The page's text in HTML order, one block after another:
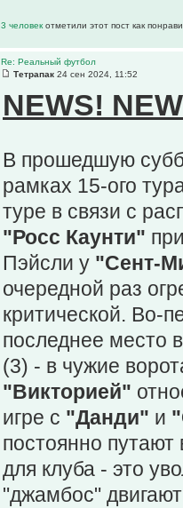
3 человек отметили этот пост как
Re: Реальный футбол
Тетрапак 24 сен 2024, 11:52
NEWS!
В прошедшую
рамках 15-ого
туре в связи с
"Росс Каунти"
Пэйсли у "Сент-
очередной раз
критической. Во-
последнее место
(3) - в чужие
"Викторией"
игре с "Данди" и
постоянно
для клуба - это
"джамбос"